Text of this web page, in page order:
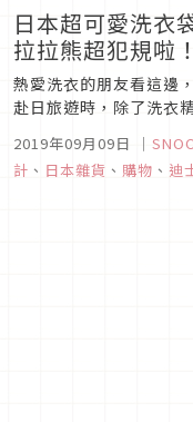
日本超可愛洗衣
拉拉熊超犯規啦！
熱愛洗衣的朋友看這邊
赴日旅遊時，除了洗衣
洗衣袋，讓洗衣服、晾
品吧！1. 迪士尼
2019年09月09日 ｜
計 、 日本雜貨 、 購物 、 迪